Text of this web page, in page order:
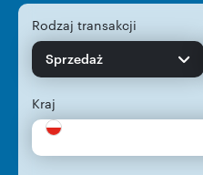
Rodzaj transakcji
Sprzedaż
Kraj